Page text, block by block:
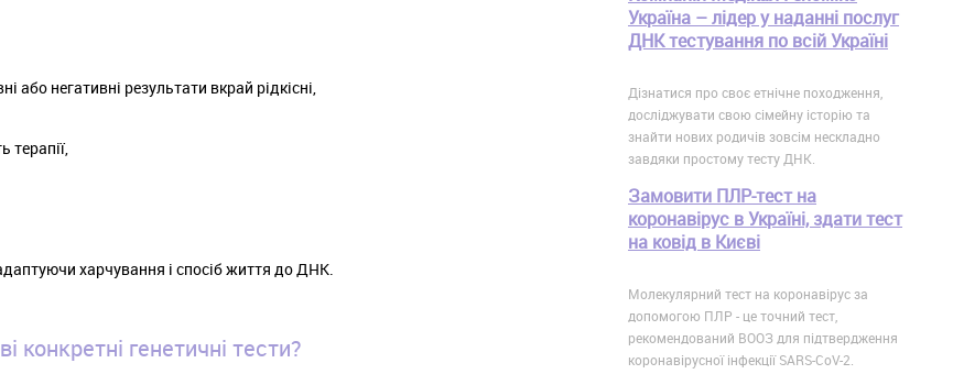
або негативні результати вкрай рідкісні,
терапії,
харчування і спосіб життя до ДНК.
конкретні генетичні тести?
Україна – лідер у наданні послуг
ДНК тестування по всій Україні
Дізнатися про своє етнічне походження,
досліджувати свою сімейну історію та
знайти нових родичів зовсім нескладно
завдяки простому тесту ДНК.
Замовити ПЛР-тест на
коронавірус в Україні, здати тест
на ковід в Києві
Молекулярний тест на коронавірус за
допомогою ПЛР - це точний тест,
рекомендований ВООЗ для підтвердження
коронавірусної інфекції SARS-CoV-2.